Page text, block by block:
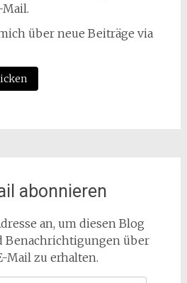
über neue Beiträge via
abonnieren
an, um diesen Blog
Benachrichtigungen über
Mail zu erhalten.